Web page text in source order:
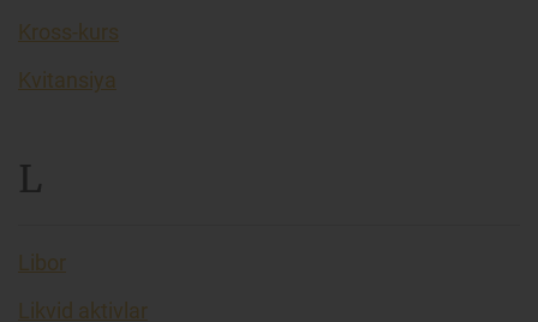
Kross-kurs
Kvitansiya
L
Libor
Likvid aktivlar